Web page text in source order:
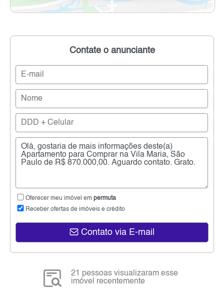
Contate o anunciante
Oferecer meu imóvel em permuta
Receber ofertas de imóveis e crédito
Contato via E-mail
21 pessoas visualizaram esse
imóvel recentemente